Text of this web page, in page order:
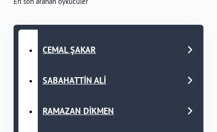
CEMAL ŞAKAR
SABAHATTİN ALİ
RAMAZAN DİKMEN